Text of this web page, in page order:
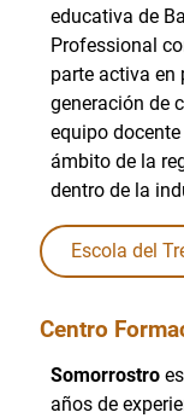
educativa de
Professional
parte activa en
generación de
equipo
ámbito de la
dentro de la
Escola del
Centro
Somorrostro
años de